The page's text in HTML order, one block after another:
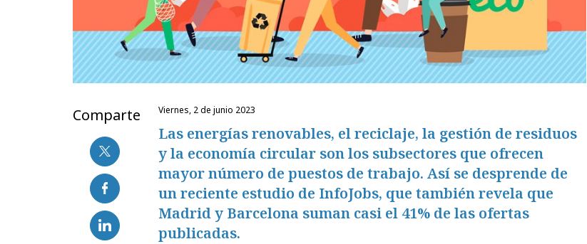
Comparte viernes, 2 de junio 2023
Las energías renovables, el reciclaje, la gestión de residuos
y la economía circular son los subsectores que ofrecen
mayor número de puestos de trabajo. Así se desprende de
un reciente estudio de InfoJobs, que también revela que
Madrid y Barcelona suman casi el 41% de las ofertas
publicadas.